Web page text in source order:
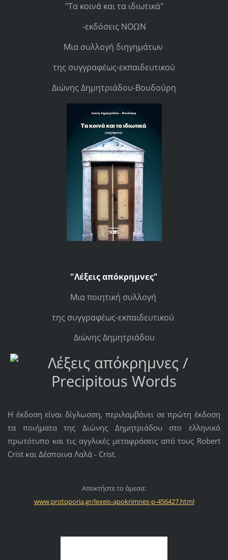
"Τα κοινά και τα ιδιωτικά"
-εκδόσεις ΝΟΩΝ
Μια συλλογή διηγημάτων
της συγγραφέως-εκπαιδευτικού
Διώνης Δημητριάδου-Βουδούρη
"Λέξεις απόκρημνες"
Μια ποιητική συλλογή
της συγγραφέως-εκπαιδευτικού
Διώνης Δημητριάδου
Η έκδοση είναι δίγλωσση, περιλαμβάνει σε πρώτη έκδοση
τα ποιήματα της Διώνης Δημητριάδου στο ελληνικό
πρωτότυπο και τις αγγλικές μεταφράσεις από τους Robert
Crist και Δέσποινα Λαλά - Crist.
Αποκτήστε τo άμεσα:
www.protoporia.gr/lexeis-apokrimnes-p-456427.html